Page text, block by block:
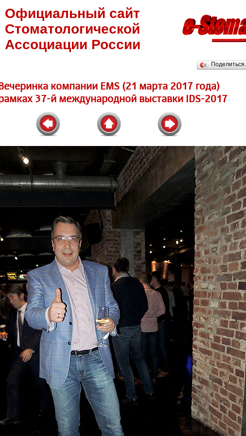
Официальный сайт
Стоматологической
Ассоциации России
компании EMS (21 марта 2017 года)
37-й международной выставки IDS-2017